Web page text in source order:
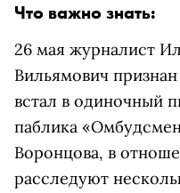
Что важно знать:
26 мая журналист
Вильямович
встал в одиночный
паблика
Воронцова, в
расследуют